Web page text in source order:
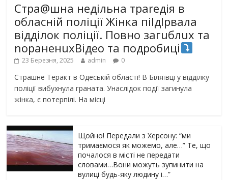
Стра@шна недільна траrедія в
обласній поліції Жінка піlдlрвала
відділок поліції. Повно загuблuх та
nораненuхВідео та подробиці
23 Березня, 2025 admin 0
Страшне Теракт в Одеській області! В Біляївці у відділку
поліції вибухнула граната. Унаслідок події загинула
жінка, є потерпілі. На місці
Щойно! Передали з Херсону: “ми
тримаємося як можемо, але…” Те, що
почалося в місті не передати
словами…Вони можуть зупинити на
вулиці будь-яку людину і…”